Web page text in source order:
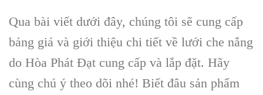
Qua bài viết dưới đây, chúng tôi sẽ cung cấp
bảng giá và giới thiệu chi tiết về lưới che nắng
do Hòa Phát Đạt cung cấp và lắp đặt. Hãy
cùng chú ý theo dõi nhé! Biết đâu sản phẩm